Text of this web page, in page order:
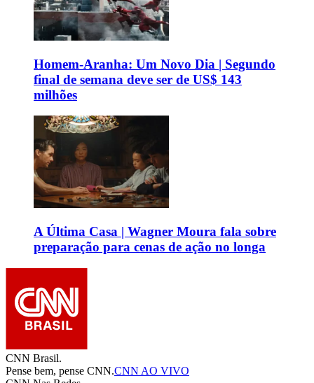
Homem-Aranha: Um Novo Dia | Segundo
final de semana deve ser de US$ 143
milhões
A Última Casa | Wagner Moura fala sobre
preparação para cenas de ação no longa
CNN Brasil.
Pense bem, pense CNN.CNN AO VIVO